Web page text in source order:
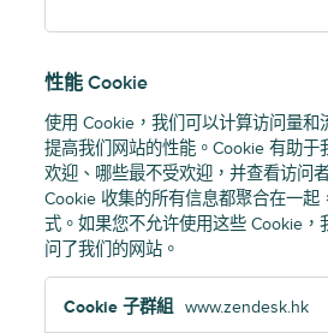
性能 Cookie
使用 Cookie，我们可以计算访问量和
提高我们网站的性能。Cookie 有助于
欢迎、哪些最不受欢迎，并查看访问
Cookie 收集的所有信息都聚合在一起
式。如果您不允许使用这些 Cookie，
问了我们的网站。
www.zendesk.hk